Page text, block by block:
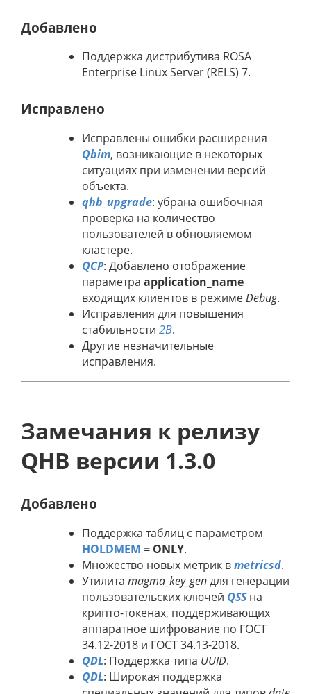
Добавлено
Поддержка дистрибутива ROSA
Enterprise Linux Server (RELS) 7.
Исправлено
Исправлены ошибки расширения
Qbim, возникающие в некоторых
ситуациях при изменении версий
объекта.
qhb_upgrade: убрана ошибочная
проверка на количество
пользователей в обновляемом
кластере.
QCP: Добавлено отображение
параметра application_name
входящих клиентов в режимеDebug.
Исправления для повышения
стабильности 2B.
Другие незначительные
исправления.
Замечания к релизу
QHB версии 1.3.0
Добавлено
Поддержка таблиц с параметром
HOLDMEM = ONLY.
Множество новых метрик вmetricsd.
Утилита magma_key_genдля генерации
пользовательских ключей QSSна
крипто-токенах, поддерживающих
аппаратное шифрование по ГОСТ
34.12-2018 и ГОСТ 34.13-2018.
QDL: Поддержка типа UUID.
QDL: Широкая поддержка